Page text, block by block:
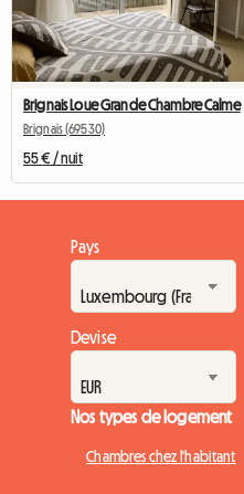
Brignais Loue Grande Chambre Calme
Brignais (69530)
55 € / nuit
Pays
Devise
Nos types de logement
Chambres chez l'habitant